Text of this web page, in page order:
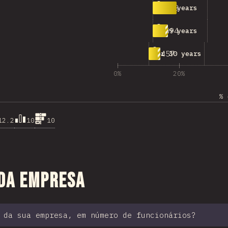
20-24 years
938
25-29 years
594
Over 30 years
457
0% 20%
10 10
empresa
da sua empresa, em número de funcionários?